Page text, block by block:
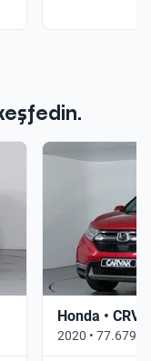
Honda • CRV
2020 • 77.679